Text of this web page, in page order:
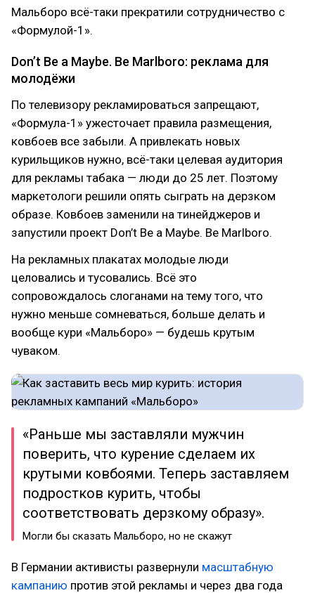
Мальборо всё-таки прекратили сотрудничество с
«Формулой-1».
Don’t Be a Maybe. Be Marlboro: реклама для
молодёжи
По телевизору рекламироваться запрещают,
«Формула-1» ужесточает правила размещения,
ковбоев все забыли. А привлекать новых
курильщиков нужно, всё-таки целевая аудитория
для рекламы табака — люди до 25 лет. Поэтому
маркетологи решили опять сыграть на дерзком
образе. Ковбоев заменили на тинейджеров и
запустили проект Don’t Be a Maybe. Be Marlboro.
На рекламных плакатах молодые люди
целовались и тусовались. Всё это
сопровождалось слоганами на тему того, что
нужно меньше сомневаться, больше делать и
вообще кури «Мальборо» — будешь крутым
чуваком.
«Раньше мы заставляли мужчин
поверить, что курение сделаем их
крутыми ковбоями. Теперь заставляем
подростков курить, чтобы
соответствовать дерзкому образу».
Могли бы сказать Мальборо, но не скажут
В Германии активисты развернули масштабную
кампанию против этой рекламы и через два года